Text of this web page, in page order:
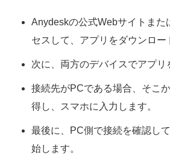
Anydeskの公式Webサイトまた
セスして、アプリをダウンロー
次に、両方のデバイスでアプリ
接続先がPCである場合、そこ
得し、スマホに入力します。
最後に、PC側で接続を確認し
始します。